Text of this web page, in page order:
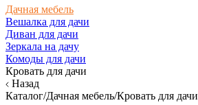
Дачная мебель
Вешалка для дачи
Диван для дачи
Зеркала на дачу
Комоды для дачи
Кровать для дачи
Назад
Каталог/Дачная мебель/Кровать для дачи